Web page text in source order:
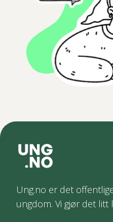
Ung.no er det
ungdom. Vi gjør det